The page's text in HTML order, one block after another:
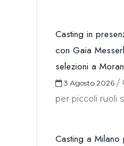
Casting in
con Gaia
selezioni a
3 Agosto 2026 /
per piccoli ruoli
Casting a Milano